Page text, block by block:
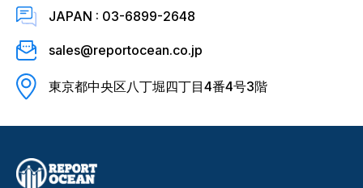
JAPAN : 03-6899-2648
sales@reportocean.co.jp
東京都中央区八丁堀四丁目4番4号3階